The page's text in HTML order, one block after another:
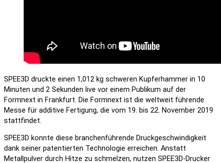
SPEE3D druckte einen 1,012 kg schweren Kupferhammer in 10
Minuten und 2 Sekunden live vor einem Publikum auf der
Formnext in Frankfurt. Die Formnext ist die weltweit führende
Messe für additive Fertigung, die vom 19. bis 22. November 2019
stattfindet.
SPEE3D konnte diese branchenführende Druckgeschwindigkeit
dank seiner patentierten Technologie erreichen. Anstatt
Metallpulver durch Hitze zu schmelzen, nutzen SPEE3D-Drucker